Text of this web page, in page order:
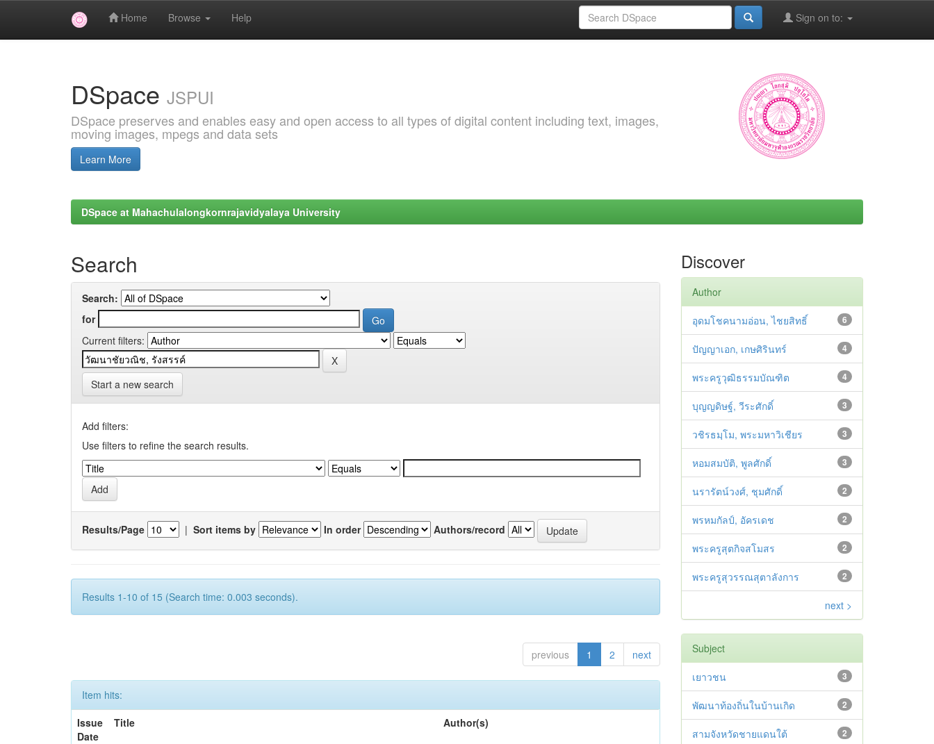
Home Browse Help Sign on to:
DSpace JSPUI
DSpace preserves and enables easy and open access to all types of digital content including text, images,
moving images, mpegs and data sets
Learn More
DSpace at Mahachulalongkornrajavidyalaya University
Search
Search:
for
Current filters:
Start a new search
Add filters:
Use filters to refine the search results.
Results/Page | Sort items by In order Authors/record
Results 1-10 of 15 (Search time: 0.003 seconds).
previous 1 2 next
Item hits:
Issue
Date
Title Author(s)
Discover
Author
6
อุดมโชคนามอ่อน, ไชยสิทธิ์
4
ปัญญาเอก, เกษศิรินทร์
4
พระครูวุฒิธรรมบัณฑิต
3
บุญญดิษฐ์, วีระศักดิ์
3
วชิรธมฺโม, พระมหาวิเชียร
3
หอมสมบัติ, พูลศักดิ์
2
นรารัตน์วงศ์, ชุมศักดิ์
2
พรหมกัลป์, อัครเดช
2
พระครูสุตกิจสโมสร
2
พระครูสุวรรณสุตาลังการ
next >
Subject
3
เยาวชน
2
พัฒนาท้องถิ่นในบ้านเกิด
2
สามจังหวัดชายแดนใต้